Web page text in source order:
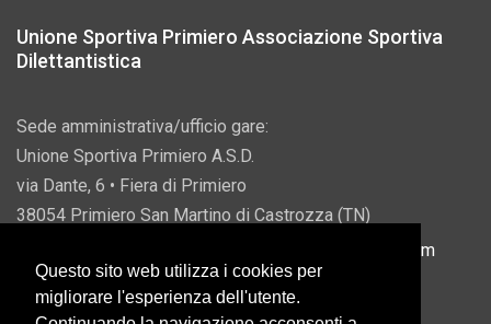
Unione Sportiva Primiero Associazione Sportiva
Dilettantistica
Sede amministrativa/ufficio gare:
Unione Sportiva Primiero A.S.D.
via Dante, 6 • Fiera di Primiero
38054 Primiero San Martino di Castrozza (TN)
info@usprimiero.com
Questo sito web utilizza i cookies per
migliorare l'esperienza dell'utente.